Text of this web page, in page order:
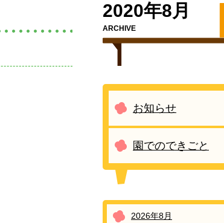
2020年8月
ARCHIVE
お知らせ
園でのできごと
2026年8月